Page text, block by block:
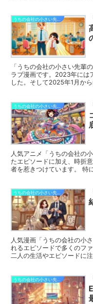
「うちの会社の小さい先輩
ラブ漫画です。2023年には
した。そして2025年1月か
人気アニメ「うちの会社の
たエピソードに加え、時折
者を惹きつけています。 特
うちの会社の小さい先輩の話
人気漫画「うちの会社の小
れるエピソードで多くのフ
二人の生活やエピソードに